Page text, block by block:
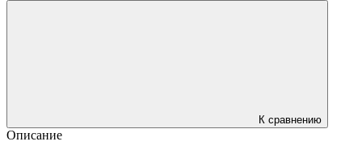
К сравнению
Описание